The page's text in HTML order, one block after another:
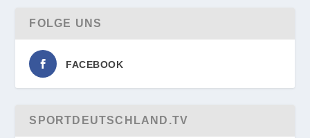
FOLGE UNS
FACEBOOK
SPORTDEUTSCHLAND.TV